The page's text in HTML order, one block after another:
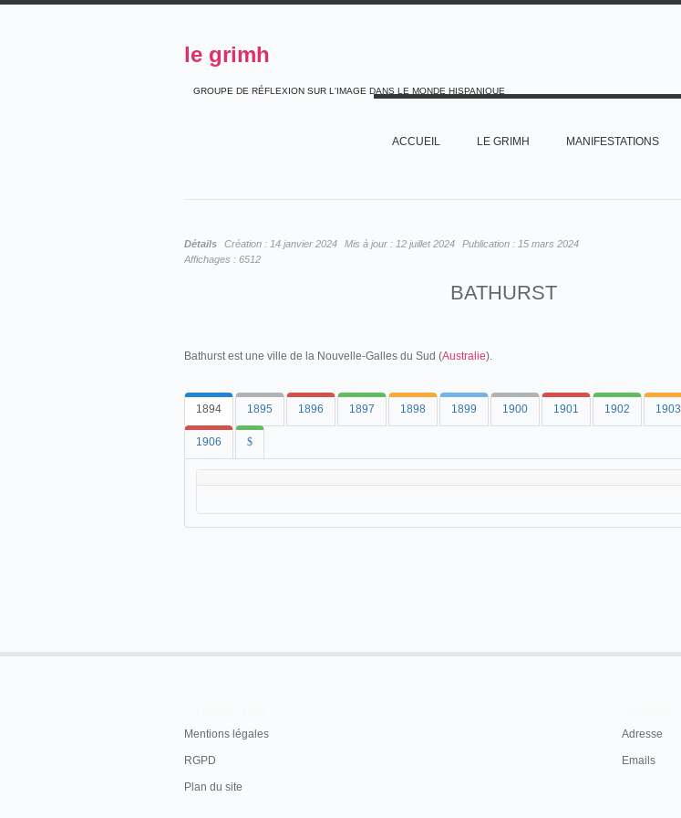
le grimh
GROUPE DE RÉFLEXION SUR L'IMAGE DANS LE MONDE HISPANIQUE
ACCUEIL LE GRIMH MANIFESTATIONS
Détails Création : 14 janvier 2024 Mis à jour : 12 juillet 2024 Publication : 15 mars 2024
Affichages : 6512
BATHURST
Bathurst est une ville de la Nouvelle-Galles du Sud (Australie).
1894 1895 1896 1897 1898 1899 1900 1901 1902 1903
1906 $
Mentions légales
RGPD
Plan du site
Adresse
Emails